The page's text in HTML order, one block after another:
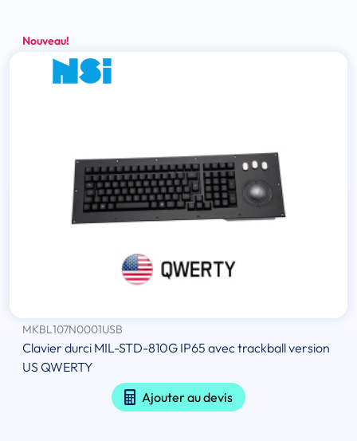
Nouveau!
MKBL107N0001USB
Clavier durci MIL-STD-810G IP65 avec trackball version
US QWERTY
Ajouter au devis